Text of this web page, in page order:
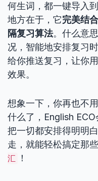
何生词，都一键导入
地方在于，它完美结
隔复习算法。什么意
况，智能地安排复习
给你推送复习，让你
效果。
想象一下，你再也不
什么了，English
把一切都安排得明明
走，就能轻松搞定那
汇
！